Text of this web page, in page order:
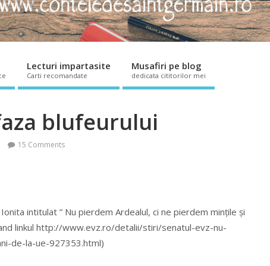
Lecturi impartasite
Carti recomandate
Musafiri pe blog
dedicata cititorilor mei
blufeurului
15 Comments
intitulat ” Nu pierdem Ardealul, ci ne pierdem mințile și
linkul http://www.evz.ro/detalii/stiri/senatul-evz-nu-
de-la-ue-927353.html)